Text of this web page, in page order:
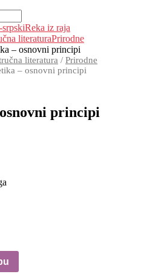
Reka iz raja
literaturaPrirodne
– osnovni principi
literatura / Prirodne
– osnovni principi
principi